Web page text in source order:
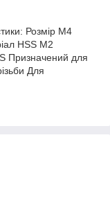
Розмір М4
HSS M2
Призначений для
Для